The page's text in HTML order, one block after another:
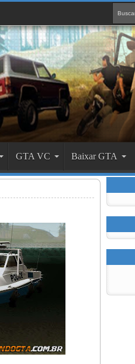
GTA VC Baixar GTA